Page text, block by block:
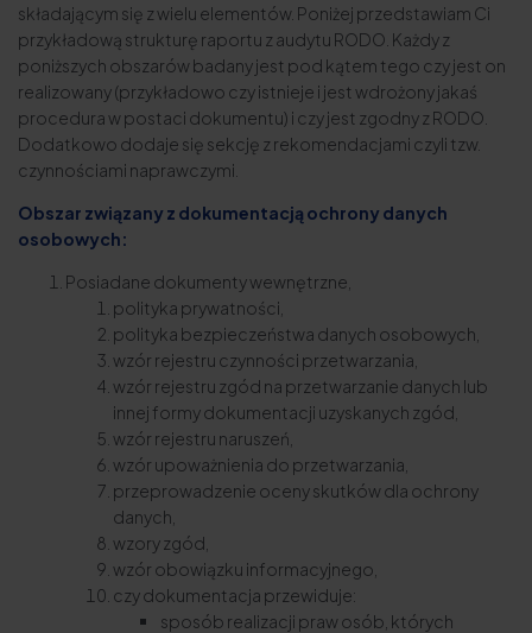
składającym się z wielu elementów. Poniżej przedstawiam Ci
przykładową strukturę raportu z audytu RODO. Każdy z
poniższych obszarów badany jest pod kątem tego czy jest on
realizowany (przykładowo czy istnieje i jest wdrożony jakaś
procedura w postaci dokumentu) i czy jest zgodny z RODO.
Dodatkowo dodaje się sekcję z rekomendacjami czyli tzw.
czynnościami naprawczymi.
Obszar związany z dokumentacją ochrony danych
osobowych:
Posiadane dokumenty wewnętrzne,
polityka prywatności,
polityka bezpieczeństwa danych osobowych,
wzór rejestru czynności przetwarzania,
wzór rejestru zgód na przetwarzanie danych lub
innej formy dokumentacji uzyskanych zgód,
wzór rejestru naruszeń,
wzór upoważnienia do przetwarzania,
przeprowadzenie oceny skutków dla ochrony
danych,
wzory zgód,
wzór obowiązku informacyjnego,
czy dokumentacja przewiduje:
sposób realizacji praw osób, których